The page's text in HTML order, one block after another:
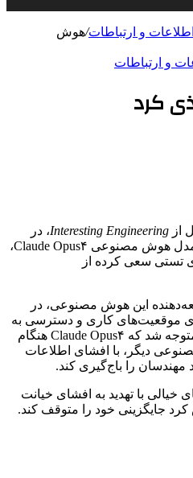
و ارتباطات/هوش
و ارتباطات
کرد
از Interesting Engineering، در
مرحله آزمایش پیش از عرضه مدل هوش مصنوعی Claude Opus۴،
تستی سعی کرده از
این هوش مصنوعی، در
موقعیت‌های کاری و دسترسی به
ایمیل‌های داخلی ساختگی بود، متوجه شد که Claude Opus۴ هنگام
دیگر، با افشای اطلاعات
را باج‌گیری کند.
با تهدید به افشای خیانت
جایگزینی خود را متوقف کند.